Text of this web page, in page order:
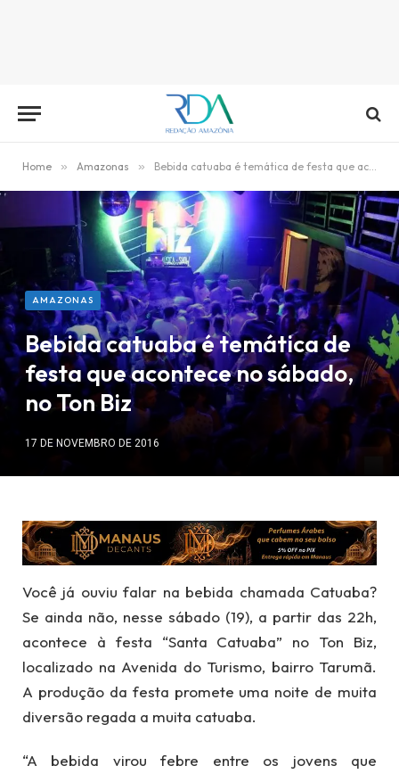
Home » Amazonas » Bebida catuaba é temática de festa que acontece no sábado, no Ton Biz
AMAZONAS
Bebida catuaba é temática de
festa que acontece no sábado,
no Ton Biz
17 DE NOVEMBRO DE 2016
Você já ouviu falar na bebida chamada Catuaba?
Se ainda não, nesse sábado (19), a partir das 22h,
acontece à festa “Santa Catuaba” no Ton Biz,
localizado na Avenida do Turismo, bairro Tarumã.
A produção da festa promete uma noite de muita
diversão regada a muita catuaba.
“A bebida virou febre entre os jovens que